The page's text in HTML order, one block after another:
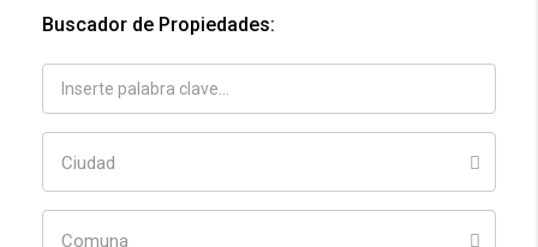
Buscador de Propiedades:
Ciudad
Comuna